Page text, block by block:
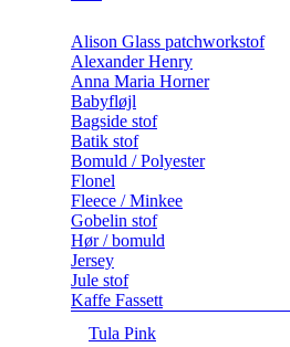
Alison Glass patchworkstof
Alexander Henry
Anna Maria Horner
Babyfløjl
Bagside stof
Batik stof
Bomuld / Polyester
Flonel
Fleece / Minkee
Gobelin stof
Hør / bomuld
Jersey
Jule stof
Kaffe Fassett
Tula Pink